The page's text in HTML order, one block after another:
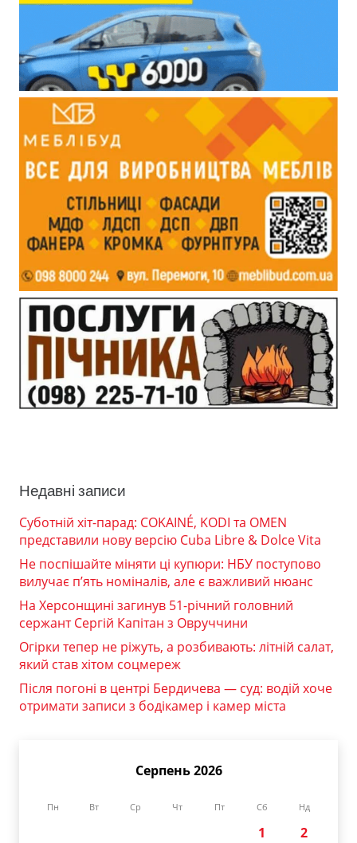
Недавні записи
Суботній хіт-парад: COKAINÉ, KODI та OMEN
представили нову версію Cuba Libre & Dolce Vita
Не поспішайте міняти ці купюри: НБУ поступово
вилучає п’ять номіналів, але є важливий нюанс
На Херсонщині загинув 51-річний головний
сержант Сергій Капітан з Овруччини
Огірки тепер не ріжуть, а розбивають: літній салат,
який став хітом соцмереж
Після погоні в центрі Бердичева — суд: водій хоче
отримати записи з бодікамер і камер міста
Серпень 2026
Пн Вт Ср Чт Пт Сб Нд
1
2